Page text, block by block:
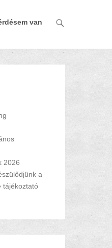
van
2026
a
tájékoztató